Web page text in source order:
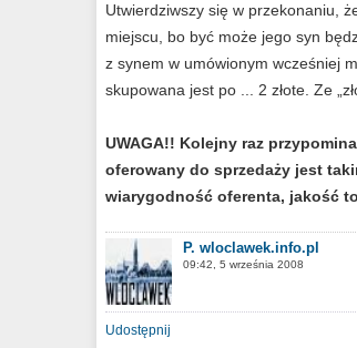
Utwierdziwszy się w przekonaniu,
miejscu, bo być może jego syn
z synem w umówionym wcześniej
skupowana jest po ... 2 złote. Ze
UWAGA!! Kolejny raz
oferowany do sprzedaży jest
wiarygodność oferenta, jakość
P. wloclawek.info.pl
09:42, 5 września 2008
Udostępnij